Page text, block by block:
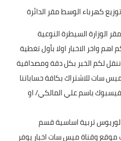
كهرباء الوسط مقر الدائرة
الوزارة السيطرة النوعية
واخر الاخبار اولا بأول تغطية
لكم الخبر بكل دقة ومصداقية
سات للاشتراك بكافة حساباتنا
باسم علي المالكي/ او
تربية اساسية قسم
وقناة ميس سات اخبار يوفر